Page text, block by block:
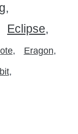
Eclipse
Eragon